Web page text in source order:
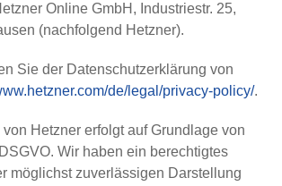
Online GmbH, Industriestr. 25,
(nachfolgend Hetzner).
Sie der Datenschutzerklärung von
de/legal/privacy-policy/.
Hetzner erfolgt auf Grundlage von
Wir haben ein berechtigtes
möglichst zuverlässigen Darstellung